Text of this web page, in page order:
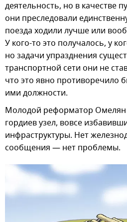
деятельность, но в качестве
они преследовали
поезда ходили лучше или
У кого-то это получалось, у
но задачи упразднения
транспортной сети они не
что это явно противоречило
ими должности.
Молодой реформатор Омелян
гордиев узел, вовсе
инфраструктуры. Нет
сообщения — нет проблемы.